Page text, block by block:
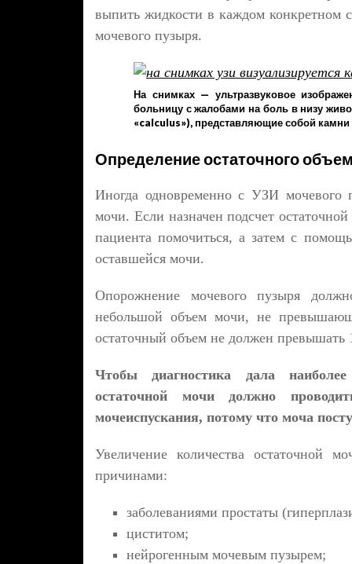
выпить жидкости в каждом конкретном
мочевого пузыря.
На снимках — ультразвуковое
больницу с жалобами на боль в низу
«calculus»), представляющие собой
Определение остаточного
Иногда одновременно с УЗИ мочевого
мочи. Если назначен подсчет
пациента помочиться, а затем с
оставшейся мочи.
Опорожнение мочевого пузыря
небольшой объем мочи, не
остаточный объем не должен превышать
Чтобы диагностика дала
остаточной мочи должно
мочеиспускания, потому что моча
Увеличение количества остаточной
причинами:
заболеваниями простаты
циститом;
нейрогенным мочевым пузырем;